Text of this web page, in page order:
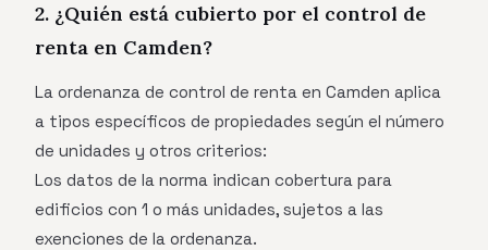
2. ¿Quién está cubierto por el control de
renta en Camden?
La ordenanza de control de renta en Camden aplica
a tipos específicos de propiedades según el número
de unidades y otros criterios:
Los datos de la norma indican cobertura para
edificios con 1 o más unidades, sujetos a las
exenciones de la ordenanza.